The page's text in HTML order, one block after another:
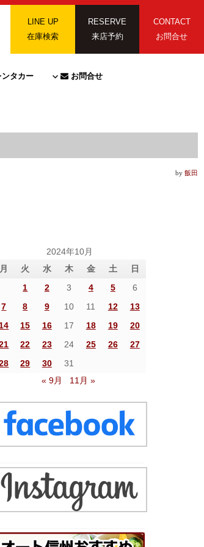
LINE UP
在庫検索
RESERVE
来店予約
CONTACT
お問合せ
タカー お問合せ
by 飯田
2024年10月
月
火 水 木 金 土
日
1
2 3 4 5
6
7
8 9 10 11 12
13
14
15 16 17 18 19
20
22 23 24 25 26
27
29 30
31
« 9月
11月 »